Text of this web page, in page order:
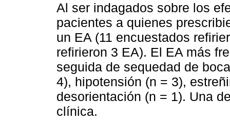
Al ser indagados sobre los
pacientes a quienes
un EA (11 encuestados
refirieron 3 EA). El EA más
seguida de sequedad de
4), hipotensión (n = 3),
desorientación (n = 1). Una
clínica.